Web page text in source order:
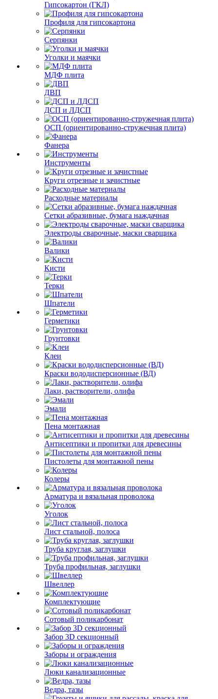
Гипсокартон (ГКЛ)
Профиля для гипсокартона
Серпянки
Уголки и маячки
МДФ плита
ДВП
ДСП и ЛДСП
ОСП (ориентированно-стружечная плита)
Фанера
Инструменты
Круги отрезные и зачистные
Расходные материалы
Сетки абразивные, бумага наждачная
Электроды сварочные, маски сварщика
Валики
Кисти
Терки
Шпатели
Герметики
Грунтовки
Клеи
Краски вододисперсионные (ВД)
Лаки, растворители, олифа
Эмали
Пена монтажная
Антисептики и пропитки для древесины
Пистолеты для монтажной пены
Колеры
Арматура и вязальная проволока
Уголок
Лист стальной, полоса
Труба круглая, заглушки
Труба профильная, заглушки
Швеллер
Комплектующие
Сотовый поликарбонат
Забор 3D секционный
Заборы и ограждения
Люки канализационные
Ведра, тазы